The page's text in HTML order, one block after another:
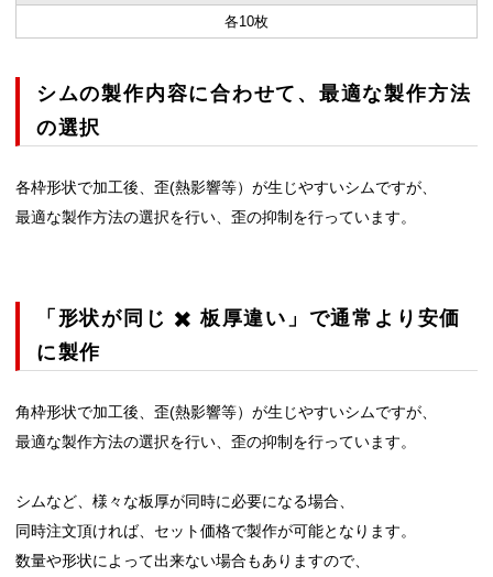
各10枚
シムの製作内容に合わせて、最適な製作方法
の選択
各枠形状で加工後、歪(熱影響等）が生じやすいシムですが、
最適な製作方法の選択を行い、歪の抑制を行っています。
「形状が同じ ✖️ 板厚違い」で通常より安価
に製作
角枠形状で加工後、歪(熱影響等）が生じやすいシムですが、
最適な製作方法の選択を行い、歪の抑制を行っています。
シムなど、様々な板厚が同時に必要になる場合、
同時注文頂ければ、セット価格で製作が可能となります。
数量や形状によって出来ない場合もありますので、